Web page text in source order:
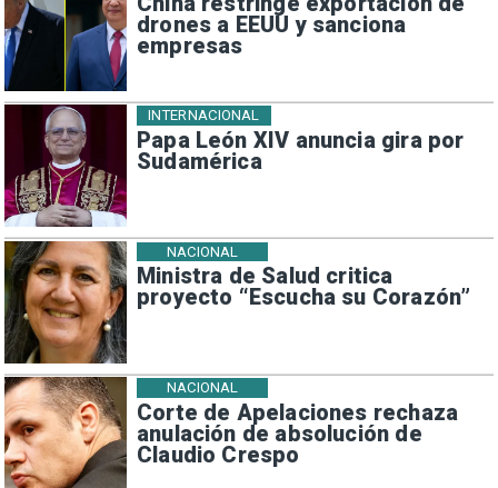
drones a EEUU y sanciona
empresas
Papa León XIV anuncia gira por
Sudamérica
INTERNACIONAL
Ministra de Salud critica
proyecto “Escucha su Corazón”
NACIONAL
Corte de Apelaciones rechaza
anulación de absolución de
Claudio Crespo
NACIONAL